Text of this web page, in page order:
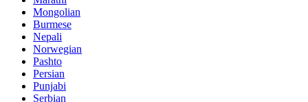
Mongolian
Burmese
Nepali
Norwegian
Pashto
Persian
Punjabi
Serbian